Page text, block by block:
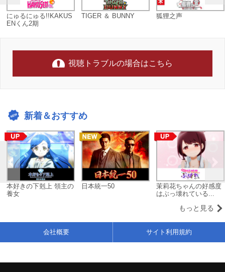
にゅるにゅる!!KAKUS
ENくん2期
TIGER ＆ BUNNY 狐狸之声
視聴トラブルの場合はこちら
新着＆おすすめ
本好きの下剋上 領主の
養女
日本統一50
茉莉花ちゃんの好感度
はぶっ壊れている...
もっと見る
会社概要 サイト利用規約